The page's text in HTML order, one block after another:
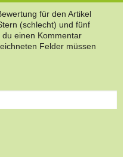
für den Artikel
(schlecht) und fünf
einen Kommentar
Felder müssen